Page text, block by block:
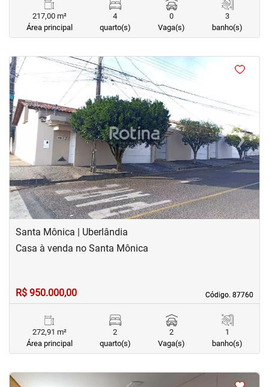
217,00 m²
Área principal
4
quarto(s)
0
Vaga(s)
3
banho(s)
<<<
‹ Previous ›Next
Santa Mônica | Uberlândia
Código. 87760
Código. 87760
Casa à venda no Santa Mônica
R$ 950.000,00
272,91 m²
Área principal
2
quarto(s)
2
Vaga(s)
1
banho(s)
<< <